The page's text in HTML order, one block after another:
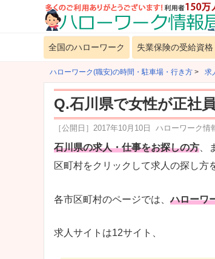
全国のハローワーク 失業保険の受給資格
ハローワーク(職安)の時間・駐車場・行き方 > 求
Q.石川県で女性が正社
［公開日］ 2017年10月10日 ハローワーク情
石川県の求人・仕事をお探しの方
区町村をクリックして求人の探し方
各市区町村のページでは、ハローワ
求人サイトは12サイト、